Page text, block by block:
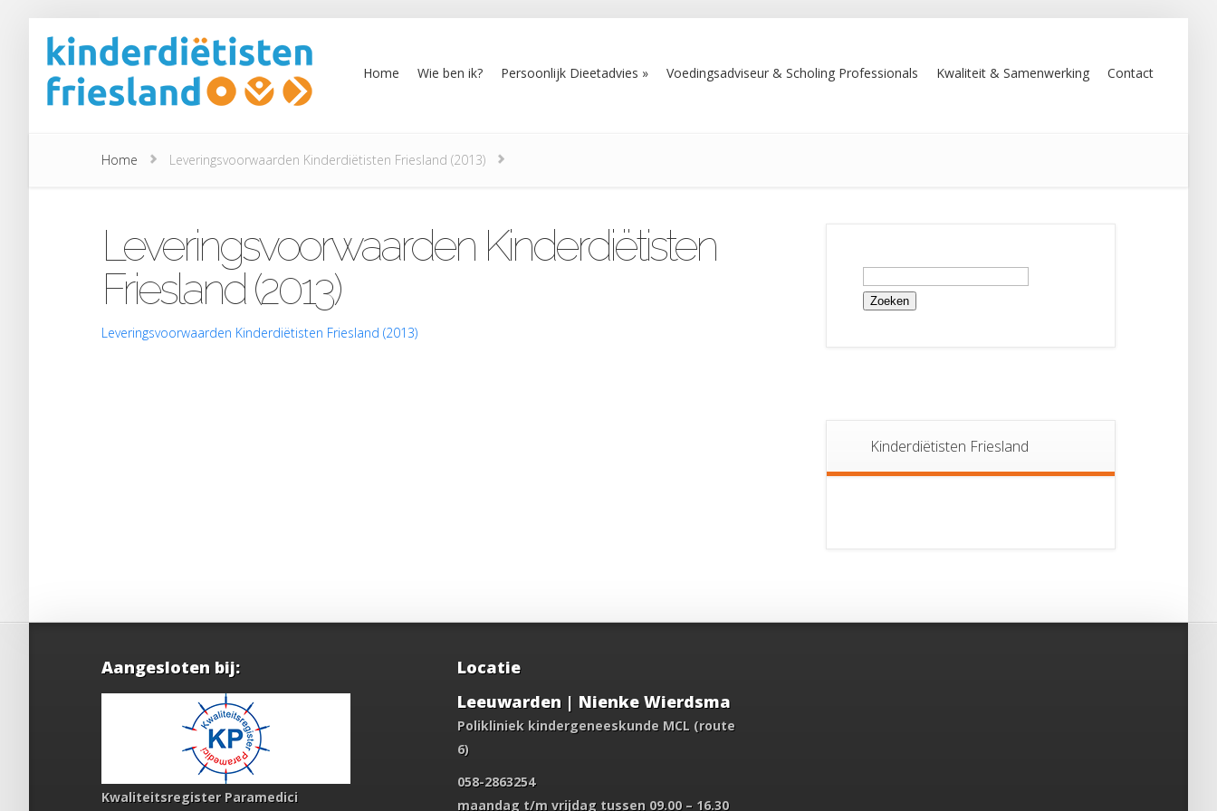
Home Wie ben ik? Persoonlijk Dieetadvies Voedingsadviseur & Scholing Professionals Kwaliteit & Samenwerking Contact
Home Leveringsvoorwaarden Kinderdiëtisten Friesland (2013)
Leveringsvoorwaarden Kinderdiëtisten
Friesland (2013)
Leveringsvoorwaarden Kinderdiëtisten Friesland (2013)
Zoeken
Kinderdiëtisten Friesland
Aangesloten bij:
Kwaliteitsregister Paramedici
Locatie
Leeuwarden | Nienke Wierdsma
Polikliniek kindergeneeskunde MCL (route
6)
058-2863254
maandag t/m vrijdag tussen 09.00 – 16.30